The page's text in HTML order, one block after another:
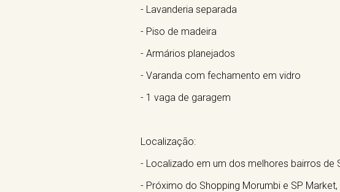
- Lavanderia separada
- Piso de madeira
- Armários planejados
- Varanda com fechamento em vidro
- 1 vaga de garagem
Localização:
- Localizado em um dos melhores bairros de
- Próximo do Shopping Morumbi e SP